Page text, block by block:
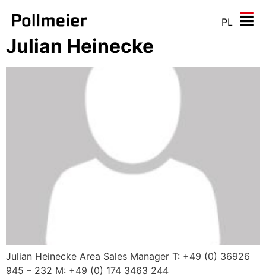
PL
Julian Heinecke
Julian Heinecke Area Sales Manager T: +49 (0) 36926
945 – 232 M: +49 (0) 174 3463 244